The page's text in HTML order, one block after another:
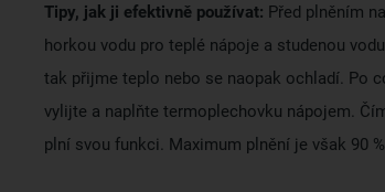
Tipy, jak ji efektivně používat: Před plněním
horkou vodu pro teplé nápoje a studenou
tak přijme teplo nebo se naopak ochladí. Po
vylijte a naplňte termoplechovku nápojem.
plní svou funkci. Maximum plnění je však 90